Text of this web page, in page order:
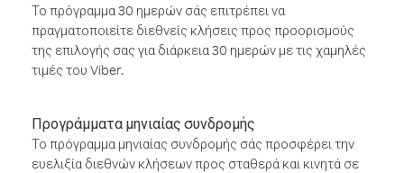
Το πρόγραμμα 30 ημερών σάς επιτρέπει να
πραγματοποιείτε διεθνείς κλήσεις προς προορισμούς
της επιλογής σας για διάρκεια 30 ημερών με τις χαμηλές
τιμές του Viber.
Προγράμματα μηνιαίας συνδρομής
Το πρόγραμμα μηνιαίας συνδρομής σάς προσφέρει την
ευελιξία διεθνών κλήσεων προς σταθερά και κινητά σε